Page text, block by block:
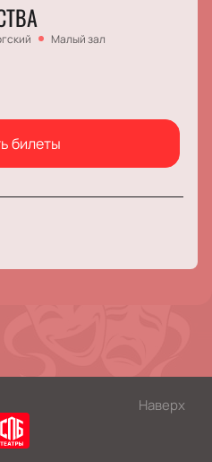
Малый зал
билеты
Наверх